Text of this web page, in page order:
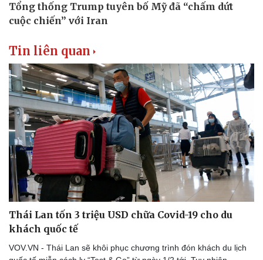
Tin liên quan
Thái Lan tốn 3 triệu USD chữa Covid-19 cho du
khách quốc tế
VOV.VN - Thái Lan sẽ khôi phục chương trình đón khách du lịch